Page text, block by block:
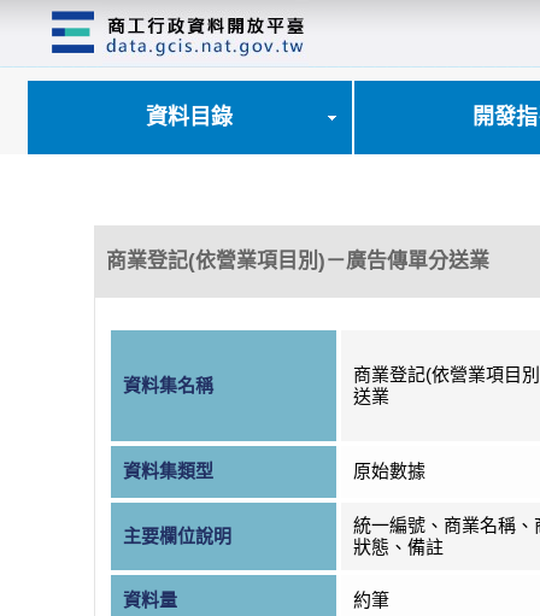
資料目錄 開發
商業登記(依營業項目別)－廣告傳單分送業
資料集名稱
商業登記(依營業項目
送業
資料集類型 原始數據
主要欄位說明
統一編號、商業名稱、
狀態、備註
資料量 約筆